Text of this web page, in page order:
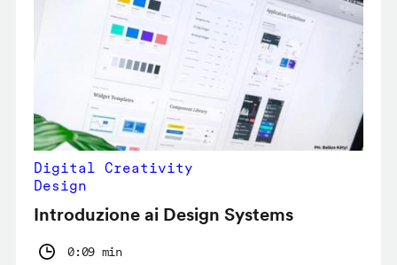
Digital Creativity
Design
Introduzione ai Design Systems
0:09 min